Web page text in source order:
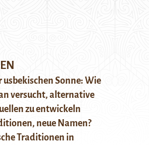
usbekischen Sonne: Wie
versucht, alternative
zu entwickeln
neue Namen?
Traditionen in